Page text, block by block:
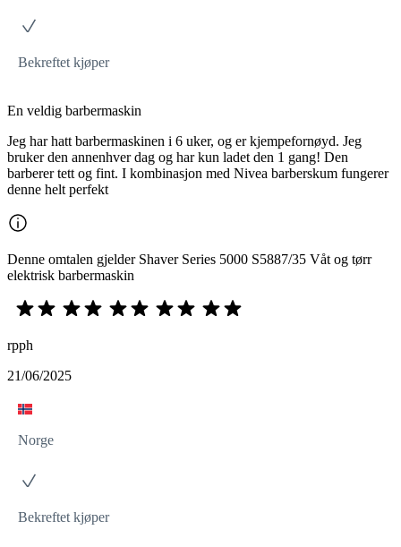
Bekreftet kjøper
En veldig barbermaskin
Jeg har hatt barbermaskinen i 6 uker, og er kjempefornøyd. Jeg
bruker den annenhver dag og har kun ladet den 1 gang! Den
barberer tett og fint. I kombinasjon med Nivea barberskum fungerer
denne helt perfekt
Denne omtalen gjelder Shaver Series 5000 S5887/35 Våt og tørr
elektrisk barbermaskin
rpph
21/06/2025
Norge
Bekreftet kjøper